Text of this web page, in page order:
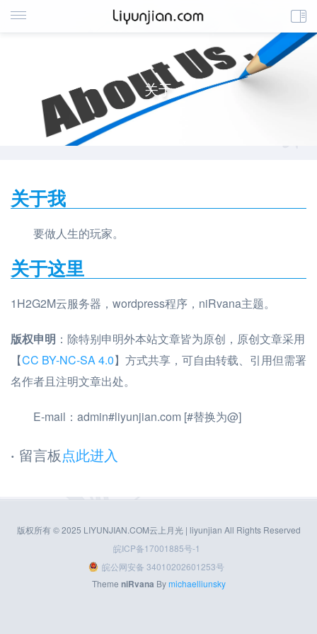
关于
关于我
要做人生的玩家。
关于这里
1H2G2M云服务器，wordpress程序，niRvana主题。
版权申明 ：除特别申明外本站文章皆为原创，原创文章采用
【CC BY-NC-SA 4.0】方式共享，可自由转载、引用但需署
名作者且注明文章出处。
E-mail：admin#liyunjian.com [#替换为@]
· 留言板点此进入
版权所有 © 2025 LIYUNJIAN.COM云上月光 | liyunjian All Rights Reserved
皖ICP备17001885号-1
皖公网安备 34010202601253号
Theme niRvana Bymichaelliunsky